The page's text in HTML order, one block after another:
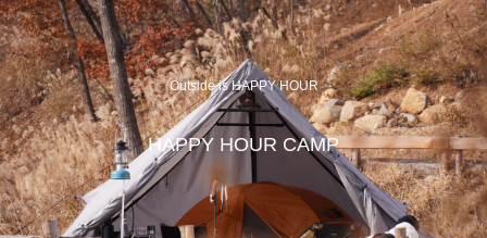
Outside is HAPPY HOUR
HAPPY HOUR CAMP